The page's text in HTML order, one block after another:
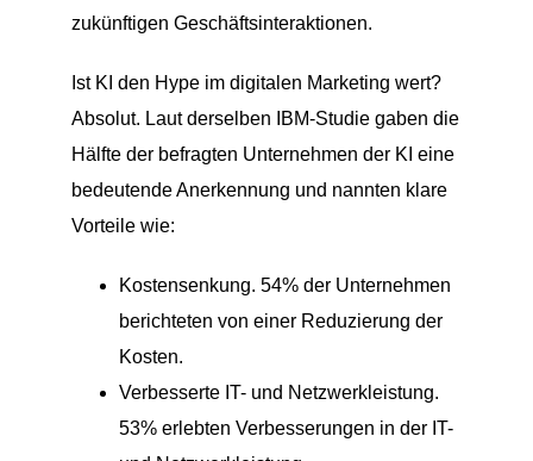
zukünftigen Geschäftsinteraktionen.
Ist KI den Hype im digitalen Marketing wert?
Absolut. Laut derselben IBM-Studie gaben die
Hälfte der befragten Unternehmen der KI eine
bedeutende Anerkennung und nannten klare
Vorteile wie:
Kostensenkung. 54% der Unternehmen
berichteten von einer Reduzierung der
Kosten.
Verbesserte IT- und Netzwerkleistung.
53% erlebten Verbesserungen in der IT-